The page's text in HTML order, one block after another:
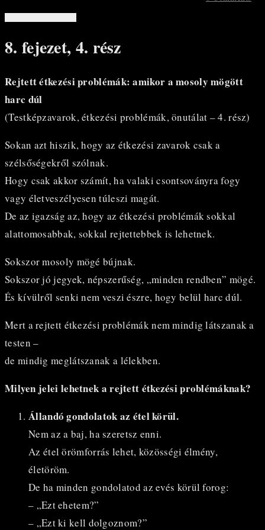
8. fejezet, 4. rész
Rejtett étkezési problémák: amikor a mosoly mögött
harc dúl
(Testképzavarok, étkezési problémák, önutálat – 4. rész)
Sokan azt hiszik, hogy az étkezési zavarok csak a
szélsőségekről szólnak.
Hogy csak akkor számít, ha valaki csontsoványra fogy
vagy életveszélyesen túleszi magát.
De az igazság az, hogy az étkezési problémák sokkal
alattomosabbak, sokkal rejtettebbek is lehetnek.
Sokszor mosoly mögé bújnak.
Sokszor jó jegyek, népszerűség, „minden rendben” mögé.
És kívülről senki nem veszi észre, hogy belül harc dúl.
Mert a rejtett étkezési problémák nem mindig látszanak a
testen –
de mindig meglátszanak a lélekben.
Milyen jelei lehetnek a rejtett étkezési problémáknak?
Állandó gondolatok az étel körül.
Nem az a baj, ha szeretsz enni.
Az étel örömforrás lehet, közösségi élmény,
életöröm.
De ha minden gondolatod az evés körül forog:
– „Ezt ehetem?”
– „Ezt ki kell dolgoznom?”